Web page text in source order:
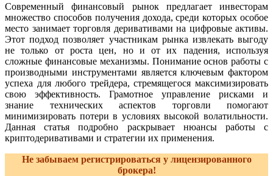
Современный финансовый рынок предлагает инвесторам
множество способов получения дохода, среди которых особое
место занимает торговля деривативами на цифровые активы.
Этот подход позволяет участникам рынка извлекать выгоду
не только от роста цен, но и от их падения, используя
сложные финансовые механизмы. Понимание основ работы с
производными инструментами является ключевым фактором
успеха для любого трейдера, стремящегося максимизировать
свою эффективность. Грамотное управление рисками и
знание технических аспектов торговли помогают
минимизировать потери в условиях высокой волатильности.
Данная статья подробно раскрывает нюансы работы с
криптодеривативами и стратегии их применения.
Не забываем регистрироваться у лицензированного
брокера!